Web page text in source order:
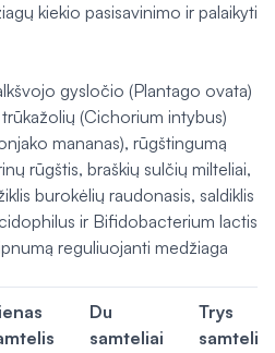
kiekio pasisavinimo ir palaikyti
gysločio (Plantago ovata)
(Cichorium intybus)
mananas), rūgštingumą
rūgštis, braškių sulčių milteliai,
burokėlių raudonasis, saldiklis
ir Bifidobacterium lactis
reguliuojanti medžiaga
Du
samteliai
Trys
samteliai